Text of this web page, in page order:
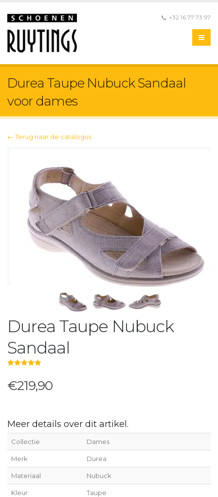
+32 16 77 73 97
Durea Taupe Nubuck Sandaal
voor dames
← Terug naar de catalogus
Durea Taupe Nubuck
Sandaal
€219,90
Meer details over dit artikel.
Collectie Dames
Merk Durea
Materiaal Nubuck
Kleur Taupe